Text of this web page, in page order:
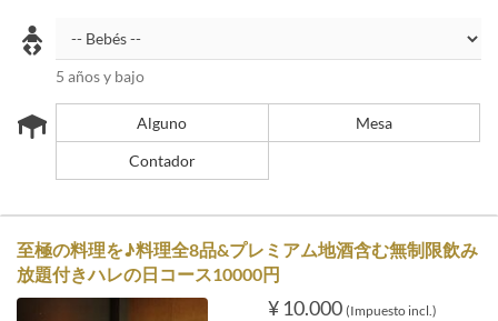
5 años y bajo
Alguno
Mesa
Contador
至極の料理を♪料理全8品&プレミアム地酒含む無制限飲み
放題付きハレの日コース10000円
¥ 10.000 (Impuesto incl.)